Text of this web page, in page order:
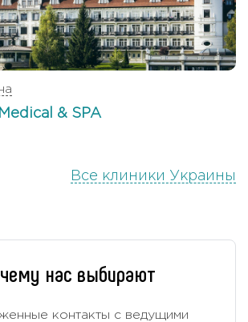
& SPA
Все клиники Украины
нас выбирают
контакты с ведущими